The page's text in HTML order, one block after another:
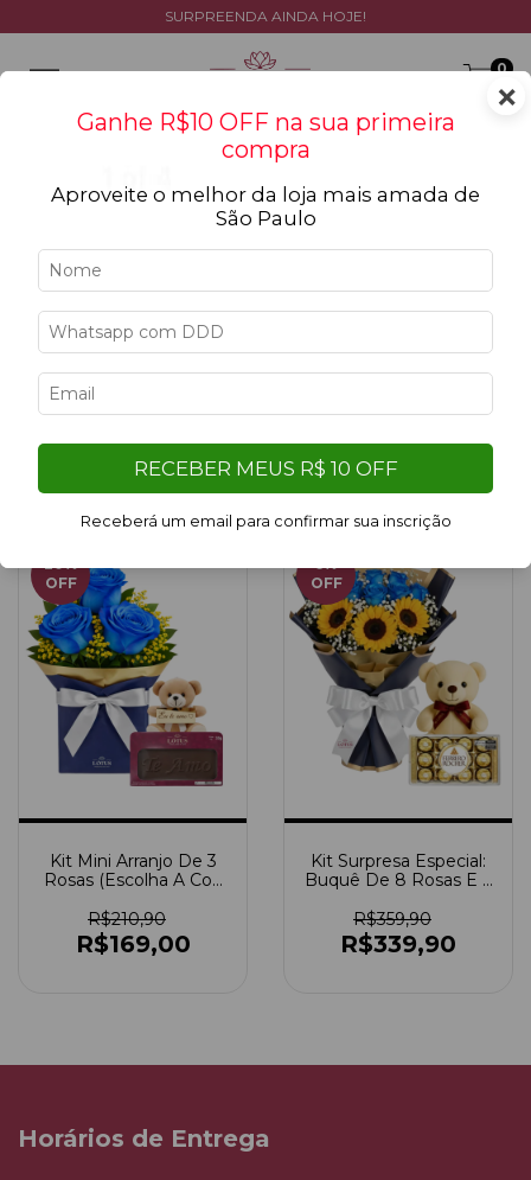
SURPREENDA AINDA HOJE!
0
Combo Perfeito
Filtrar
Filtro aplicado:
20%
OFF
Kit Mini Arranjo De 3
Rosas (Escolha A Cor)
Chocolate Te Amo
R$210,90
R$169,00
6%
OFF
Kit Surpresa Especial:
Buquê De 8 Rosas E 3
Rocher 12 Unidades +
Ursinho
R$359,90
R$339,90
Horários de Entrega
×
Ganhe R$10 OFF na sua primeira
compra
Aproveite o melhor da loja mais amada de
São Paulo
RECEBER MEUS R$ 10 OFF
Receberá um email para confirmar sua inscrição